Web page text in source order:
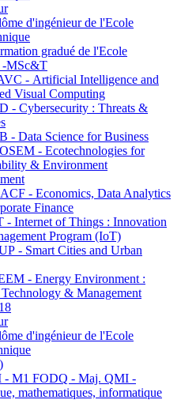
d'ingénieur de l'Ecole
gradué de l'Ecole
-MSc&T
- Artificial Intelligence and
Visual Computing
- Cybersecurity : Threats &
- Data Science for Business
- Ecotechnologies for
& Environment
- Economics, Data Analytics
Finance
- Internet of Things : Innovation
Program (IoT)
- Smart Cities and Urban
- Energy Environment :
Technology & Management
d'ingénieur de l'Ecole
- M1 FODQ - Maj. QMI -
mathematiques, informatique